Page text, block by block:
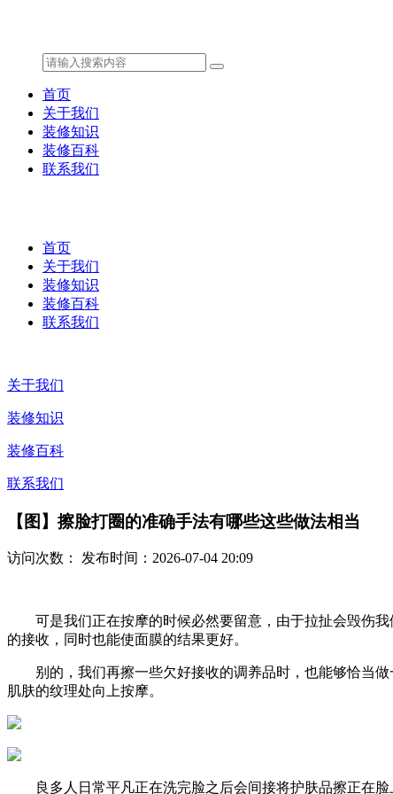
首页
关于我们
装修知识
装修百科
联系我们
首页
关于我们
装修知识
装修百科
联系我们
关于我们
装修知识
装修百科
联系我们
【图】擦脸打圈的准确手法有哪些这些做法相当
访问次数： 发布时间：2026-07-04 20:09
可是我们正在按摩的时候必然要留意，由于拉扯会毁伤我
的接收，同时也能使面膜的结果更好。
别的，我们再擦一些欠好接收的调养品时，也能够恰当做
肌肤的纹理处向上按摩。
良多人日常平凡正在洗完脸之后会间接将护肤品擦正在脸